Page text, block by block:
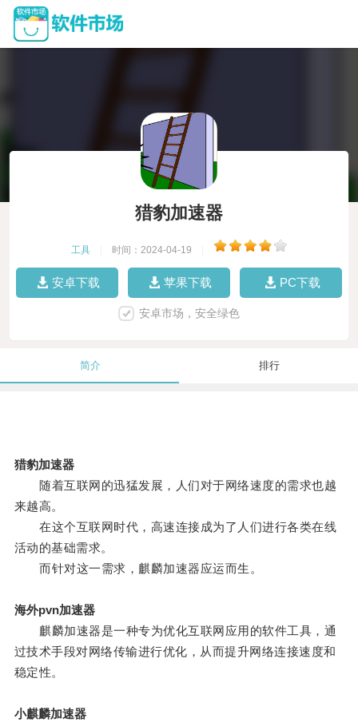
猎豹加速器
工具 时间：2024-04-19
安卓下载 苹果下载 PC下载
安卓市场，安全绿色
简介 排行
猎豹加速器
随着互联网的迅猛发展，人们对于网络速度的需求也越
来越高。
在这个互联网时代，高速连接成为了人们进行各类在线
活动的基础需求。
而针对这一需求，麒麟加速器应运而生。
海外pvn加速器
麒麟加速器是一种专为优化互联网应用的软件工具，通
过技术手段对网络传输进行优化，从而提升网络连接速度和
稳定性。
小麒麟加速器